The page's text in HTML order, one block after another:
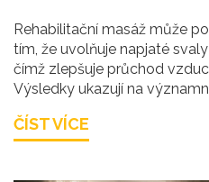
Rehabilitační masáž může
tím, že uvolňuje napjaté
čímž zlepšuje průchod
Výsledky ukazují na
ČÍST VÍCE